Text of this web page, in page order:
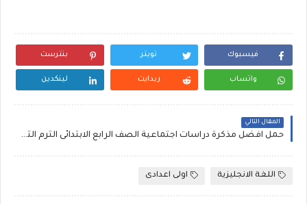
فيسبوك تويتر بنترست
واتساب ريدايت لينكدين
المقال التالي
حمل افضل مذكرة دراسات اجتماعية الصف الرابع الابتدائى الترم الثانى شرح و فيديو , social studies
اللغة الانجليزية اولى اعدادى